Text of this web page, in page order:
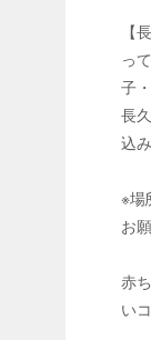
【
っ
子
長
込
※場
お
赤
い